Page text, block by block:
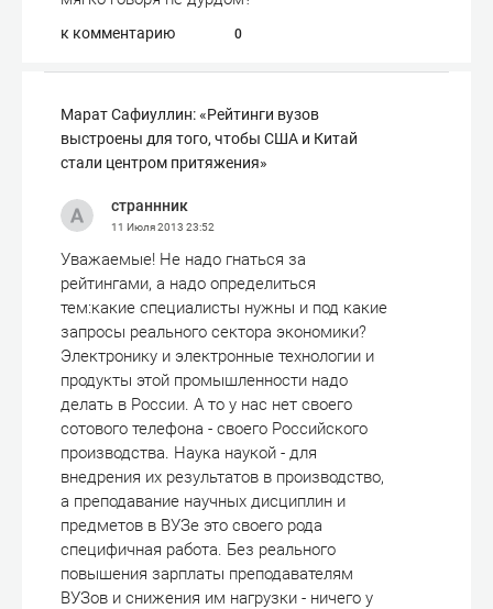
к комментарию 0
Марат Сафиуллин: «Рейтинги вузов
выстроены для того, чтобы США и Китай
стали центром притяжения»
страннник
11 Июля 2013 23:52
Уважаемые! Не надо гнаться за
рейтингами, а надо определиться
тем:какие специалисты нужны и под какие
запросы реального сектора экономики?
Электронику и электронные технологии и
продукты этой промышленности надо
делать в России. А то у нас нет своего
сотового телефона - своего Российского
производства. Наука наукой - для
внедрения их результатов в производство,
а преподавание научных дисциплин и
предметов в ВУЗе это своего рода
специфичная работа. Без реального
повышения зарплаты преподавателям
ВУЗов и снижения им нагрузки - ничего у